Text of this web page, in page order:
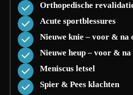
Orthopedische
Acute sportblessures
Nieuwe knie – voor & na
Nieuwe heup – voor &
Meniscus letsel
Spier & Pees klachten